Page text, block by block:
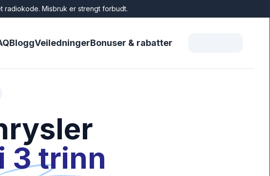
radiokode. Misbruk er strengt forbudt.
BloggVeiledningerBonuser & rabatter
i 3 trinn